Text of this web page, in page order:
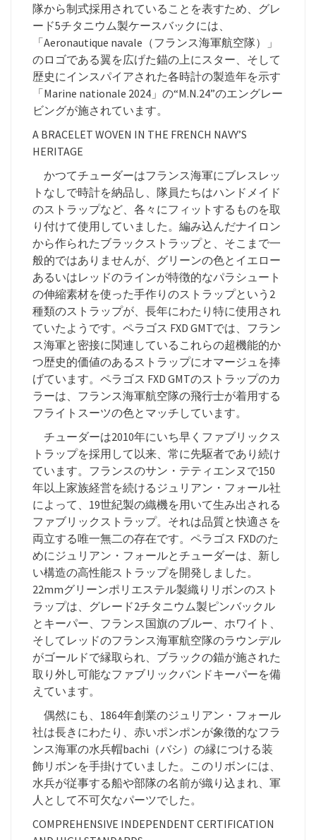
隊から制式採用されていることを表すため、グレ
ード5チタニウム製ケースバックには、
「Aeronautique navale（フランス海軍航空隊）」
のロゴである翼を広げた錨の上にスター、そして
歴史にインスパイアされた各時計の製造年を示す
「Marine nationale 2024」の“M.N.24”のエングレー
ビングが施されています。
A BRACELET WOVEN IN THE FRENCH NAVY’S
HERITAGE
かつてチューダーはフランス海軍にブレスレッ
トなしで時計を納品し、隊員たちはハンドメイド
のストラップなど、各々にフィットするものを取
り付けて使用していました。編み込んだナイロン
から作られたブラックストラップと、そこまで一
般的ではありませんが、グリーンの色とイエロー
あるいはレッドのラインが特徴的なパラシュート
の伸縮素材を使った手作りのストラップという2
種類のストラップが、長年にわたり特に使用され
ていたようです。ペラゴス FXD GMTでは、フラン
ス海軍と密接に関連しているこれらの超機能的か
つ歴史的価値のあるストラップにオマージュを捧
げています。ペラゴス FXD GMTのストラップのカ
ラーは、フランス海軍航空隊の飛行士が着用する
フライトスーツの色とマッチしています。
チューダーは2010年にいち早くファブリックス
トラップを採用して以来、常に先駆者であり続け
ています。フランスのサン・テティエンヌで150
年以上家族経営を続けるジュリアン・フォール社
によって、19世紀製の織機を用いて生み出される
ファブリックストラップ。それは品質と快適さを
両立する唯一無二の存在です。ペラゴス FXDのた
めにジュリアン・フォールとチューダーは、新し
い構造の高性能ストラップを開発しました。
22mmグリーンポリエステル製織りリボンのスト
ラップは、グレード2チタニウム製ピンバックル
とキーパー、フランス国旗のブルー、ホワイト、
そしてレッドのフランス海軍航空隊のラウンデル
がゴールドで縁取られ、ブラックの錨が施された
取り外し可能なファブリックバンドキーパーを備
えています。
偶然にも、1864年創業のジュリアン・フォール
社は長きにわたり、赤いポンポンが象徴的なフラ
ンス海軍の水兵帽bachi（バシ）の縁につける装
飾リボンを手掛けていました。このリボンには、
水兵が従事する船や部隊の名前が織り込まれ、軍
人として不可欠なパーツでした。
COMPREHENSIVE INDEPENDENT CERTIFICATION